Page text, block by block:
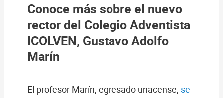
Conoce más sobre el nuevo
rector del Colegio Adventista
ICOLVEN, Gustavo Adolfo
Marín
El profesor Marín, egresado unacense, se